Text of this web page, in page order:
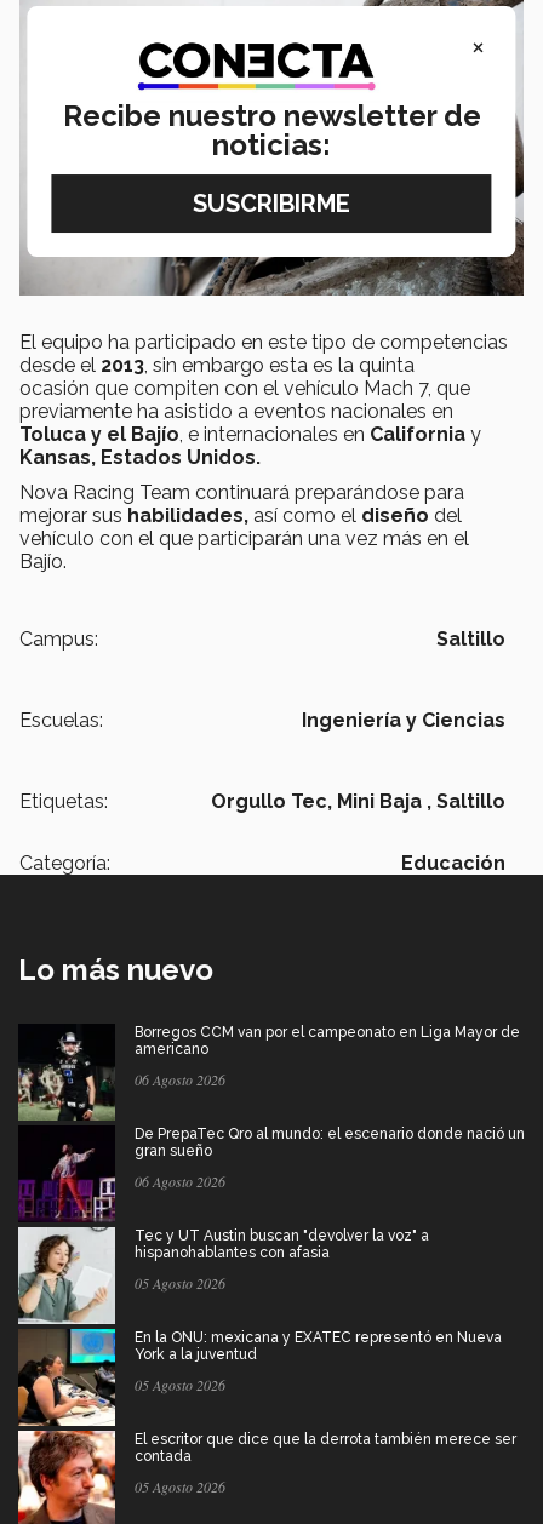
El equipo ha participado en este tipo de competencias
desde el 2013 , sin embargo esta es la quinta
ocasión que compiten con el vehículo Mach 7, que
previamente ha asistido a eventos nacionales en
Toluca y el Bajío , e internacionales en California y
Kansas, Estados Unidos.
Nova Racing Team continuará preparándose para
mejorar sus habilidades, así como el diseño del
vehículo con el que participarán una vez más en el
Bajío.
Campus: Saltillo
Escuelas: Ingeniería y Ciencias
Etiquetas: Orgullo Tec, Mini Baja , Saltillo
Categoría: Educación
Lo más nuevo
Borregos CCM van por el campeonato en Liga Mayor de
americano
06 Agosto 2026
De PrepaTec Qro al mundo: el escenario donde nació un
gran sueño
06 Agosto 2026
Tec y UT Austin buscan "devolver la voz" a
hispanohablantes con afasia
05 Agosto 2026
En la ONU: mexicana y EXATEC representó en Nueva
York a la juventud
05 Agosto 2026
El escritor que dice que la derrota también merece ser
contada
05 Agosto 2026
×
Recibe nuestro newsletter de
noticias: